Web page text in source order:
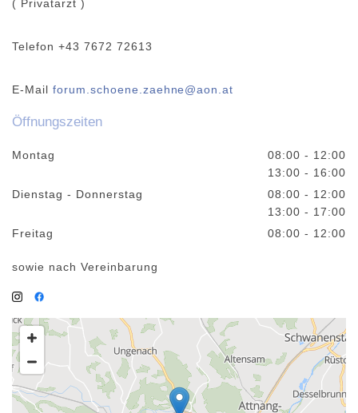
( Privatarzt )
Telefon +43 7672 72613
E-Mail forum.schoene.zaehne@aon.at
Öffnungszeiten
Montag
08:00 - 12:00
13:00 - 16:00
Dienstag - Donnerstag
08:00 - 12:00
13:00 - 17:00
Freitag
08:00 - 12:00
sowie nach Vereinbarung